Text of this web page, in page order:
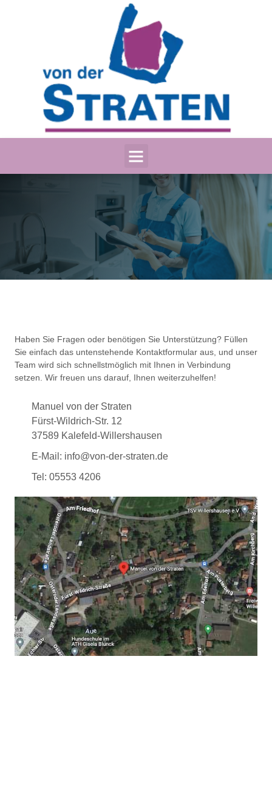
Haben Sie Fragen oder benötigen Sie Unterstützung? Füllen
Sie einfach das untenstehende Kontaktformular aus, und unser
Team wird sich schnellstmöglich mit Ihnen in Verbindung
setzen. Wir freuen uns darauf, Ihnen weiterzuhelfen!
Manuel von der Straten
Fürst-Wildrich-Str. 12
37589 Kalefeld-Willershausen
E-Mail: info@von-der-straten.de
Tel: 05553 4206